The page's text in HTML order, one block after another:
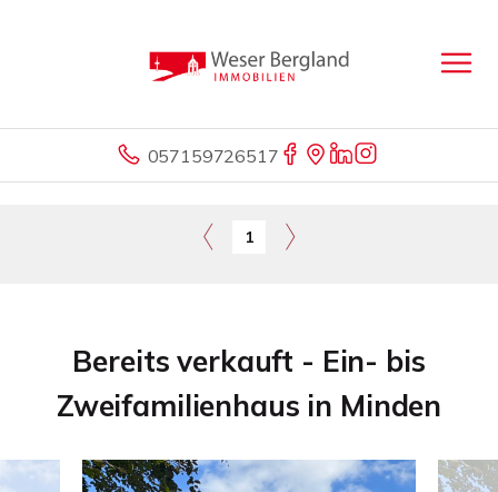
057159726517
1
Bereits verkauft - Ein- bis
Zweifamilienhaus in Minden